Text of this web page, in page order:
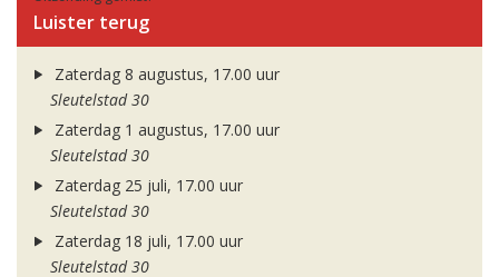
Luister terug
Zaterdag 8 augustus, 17.00 uur
Sleutelstad 30
Zaterdag 1 augustus, 17.00 uur
Sleutelstad 30
Zaterdag 25 juli, 17.00 uur
Sleutelstad 30
Zaterdag 18 juli, 17.00 uur
Sleutelstad 30